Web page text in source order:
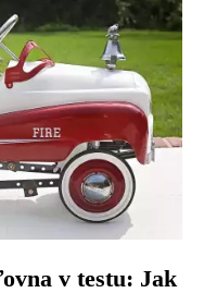
v testu: Jak